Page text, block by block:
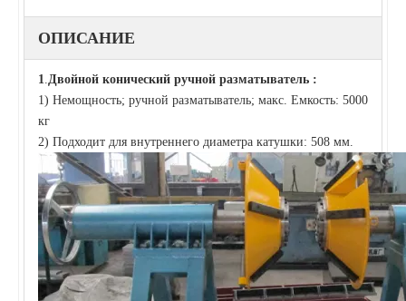
ОПИСАНИЕ
1.Двойной конический ручной разматыватель :
1) Немощность; ручной разматыватель; макс. Емкость: 5000
кг
2) Подходит для внутреннего диаметра катушки: 508 мм.